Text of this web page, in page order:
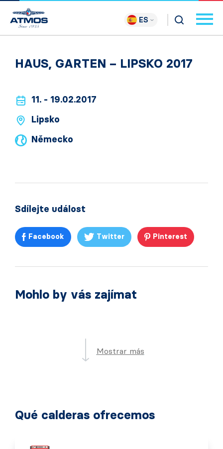
ES
HAUS, GARTEN – LIPSKO 2017
11. - 19.02.2017
Lipsko
Německo
Sdílejte událost
Facebook Twitter Pinterest
Mohlo by vás zajímat
Mostrar más
Qué calderas ofrecemos